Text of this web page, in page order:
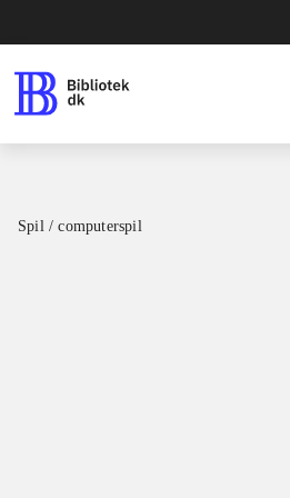
Spil / computerspil